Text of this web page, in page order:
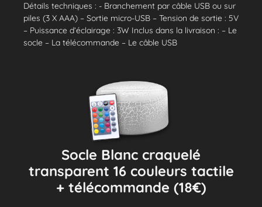
Détails techniques : - Branchement par câble USB ou sur
piles (3 X AAA) – Sortie micro-USB – Tension de sortie : 5V
– Puissance d’éclairage : 3W Inclus dans la livraison : – Le
socle – La télécommande – Le câble USB
Socle Blanc craquelé
transparent 16 couleurs tactile
+ télécommande (18€)